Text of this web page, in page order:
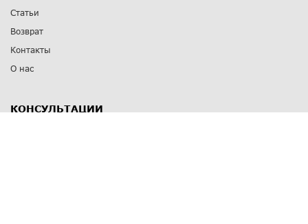
Статьи
Возврат
Контакты
О нас
КОНСУЛЬТАЦИИ